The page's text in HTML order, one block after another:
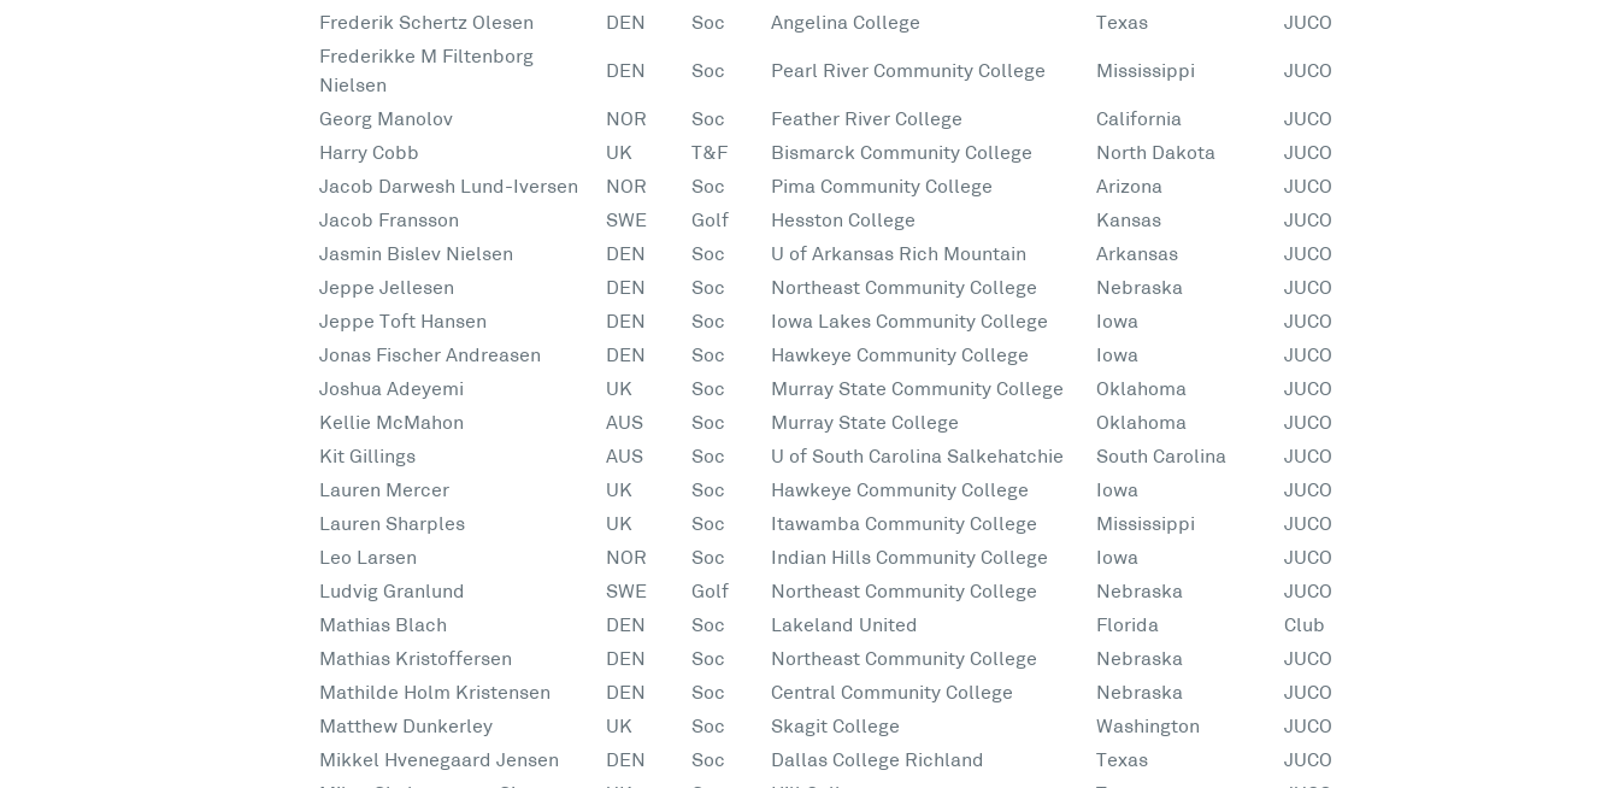
Frederik Schertz Olesen
DEN Soc Angelina College Texas
JUCO
Frederikke M Filtenborg
Nielsen
DEN Soc Pearl River Community College Mississippi JUCO
Georg Manolov NOR Soc Feather River College California
JUCO
Harry Cobb
UK T&F Bismarck Community College North Dakota
JUCO
Jacob Darwesh Lund-Iversen
NOR Soc Pima Community College Arizona
JUCO
Jacob Fransson
SWE Golf Hesston College Kansas
JUCO
Jasmin Bislev Nielsen
DEN Soc U of Arkansas Rich Mountain Arkansas
JUCO
Jeppe Jellesen
DEN Soc Northeast Community College Nebraska
JUCO
Jeppe Toft Hansen
DEN Soc Iowa Lakes Community College Iowa
JUCO
Jonas Fischer Andreasen
DEN Soc Hawkeye Community College Iowa
JUCO
Joshua Adeyemi
UK Soc Murray State Community College Oklahoma
JUCO
Kellie McMahon
AUS Soc Murray State College Oklahoma
JUCO
Kit Gillings
AUS Soc U of South Carolina Salkehatchie South Carolina
JUCO
Lauren Mercer
UK Soc Hawkeye Community College Iowa
JUCO
Lauren Sharples
UK Soc Itawamba Community College Mississippi
JUCO
Leo Larsen
NOR Soc Indian Hills Community College Iowa
JUCO
Ludvig Granlund
SWE Golf Northeast Community College Nebraska
JUCO
Mathias Blach
DEN Soc Lakeland United Florida
Club
Mathias Kristoffersen
DEN Soc Northeast Community College Nebraska
JUCO
Mathilde Holm Kristensen
DEN Soc Central Community College Nebraska
JUCO
Matthew Dunkerley
UK Soc Skagit College Washington
JUCO
Mikkel Hvenegaard Jensen
DEN Soc Dallas College Richland Texas
JUCO